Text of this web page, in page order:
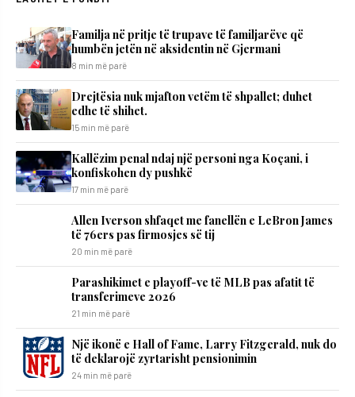
​Familja në pritje të trupave të familjarëve që
humbën jetën në aksidentin në Gjermani
8 min më parë
Drejtësia nuk mjafton vetëm të shpallet; duhet
edhe të shihet.
15 min më parë
Kallëzim penal ndaj një personi nga Koçani, i
konfiskohen dy pushkë
17 min më parë
Allen Iverson shfaqet me fanellën e LeBron James
të 76ers pas firmosjes së tij
20 min më parë
Parashikimet e playoff-ve të MLB pas afatit të
transferimeve 2026
21 min më parë
Një ikonë e Hall of Fame, Larry Fitzgerald, nuk do
të deklarojë zyrtarisht pensionimin
24 min më parë